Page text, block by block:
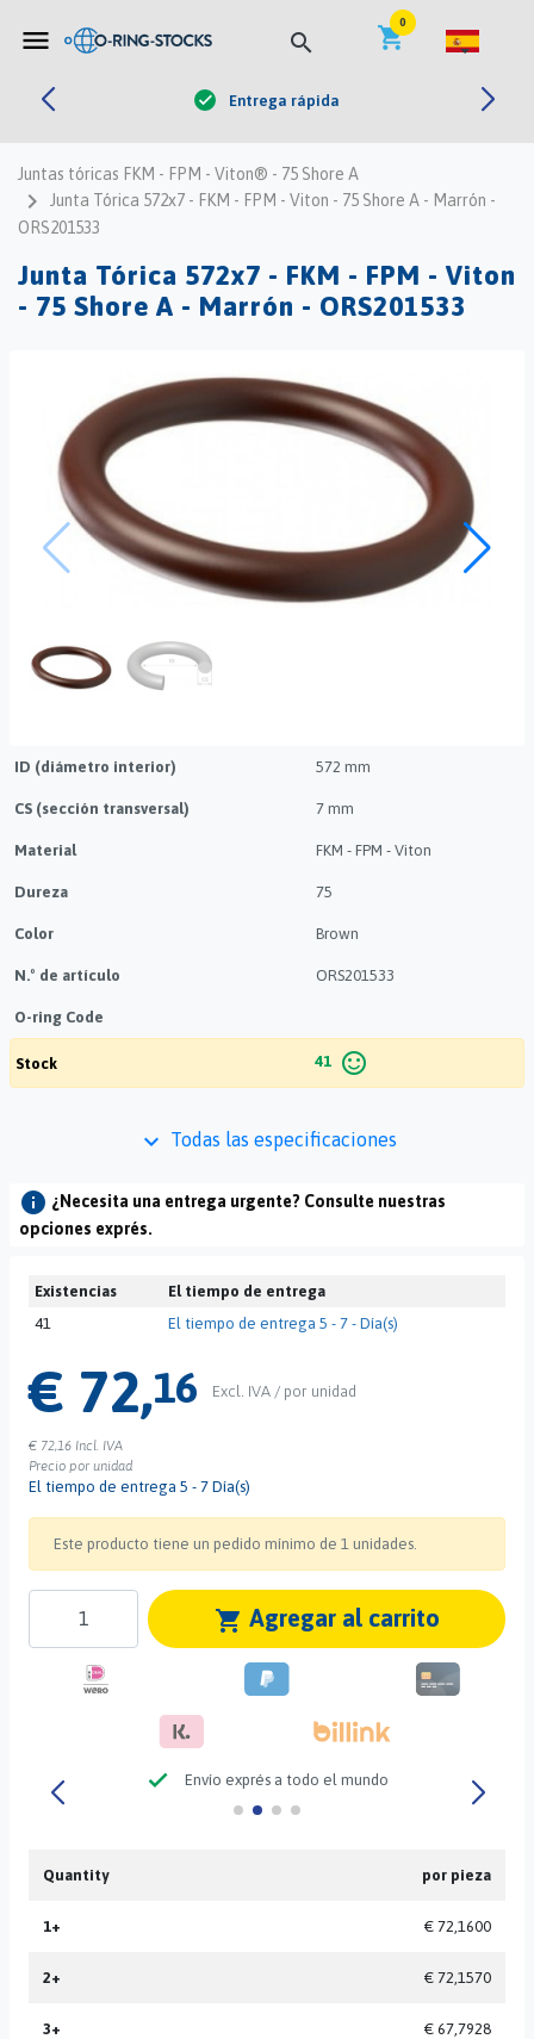
menu search shopping_cart
0
check Entrega rápida
Juntas tóricas FKM - FPM - Viton® - 75 Shore A
navigate_next
Junta Tórica 572x7 - FKM - FPM - Viton - 75 Shore A - Marrón -
ORS201533
Junta Tórica 572x7 - FKM - FPM - Viton
- 75 Shore A - Marrón - ORS201533


ID (diámetro interior) 572 mm
CS (sección transversal) 7 mm
Material FKM - FPM - Viton
Dureza 75
Color Brown
N.º de artículo ORS201533
O-ring Code
Stock 41 sentiment_satisfied_alt
keyboard_arrow_down Todas las especificaciones
info ¿Necesita una entrega urgente? Consulte nuestras
opciones exprés.
Existencias
El tiempo de entrega
41
El tiempo de entrega 5 - 7 - Día(s)
€ 72,16 Excl. IVA / por unidad
€ 72,16 Incl. IVA
Precio por unidad
El tiempo de entrega 5 - 7 Día(s)
Este producto tiene un pedido mínimo de 1 unidades.
shopping_cart Agregar al carrito
check Envío exprés a todo el mundo
Quantity por pieza
1+ € 72,1600
2+ € 72,1570
3+ € 67,7928